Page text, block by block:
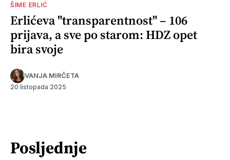
ŠIME ERLIĆ
Erlićeva "transparentnost" – 106
prijava, a sve po starom: HDZ opet
bira svoje
VANJA MIRČETA
20 listopada 2025
Posljednje